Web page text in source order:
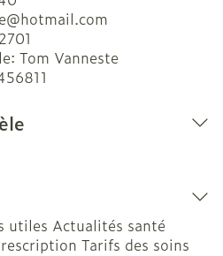
hotmail.com
Tom Vanneste
utiles Actualités santé
Tarifs des soins